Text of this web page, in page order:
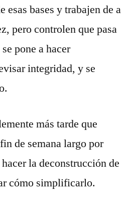
esas bases y trabajen de a
pero controlen que pasa
pone a hacer
integridad, y se
más tarde que
de semana largo por
la deconstrucción de
cómo simplificarlo.